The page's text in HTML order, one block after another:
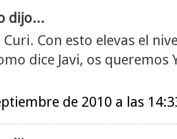
dijo...
Curi. Con esto elevas el
dice Javi, os queremos
de 2010 a las